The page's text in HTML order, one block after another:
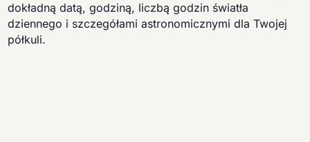
dokładną datą, godziną, liczbą godzin światła
dziennego i szczegółami astronomicznymi dla Twojej
półkuli.